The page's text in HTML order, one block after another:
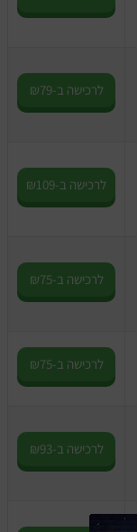
לרכישה ב-₪79
לרכישה ב-₪109
לרכישה ב-₪75
לרכישה ב-₪75
לרכישה ב-₪93